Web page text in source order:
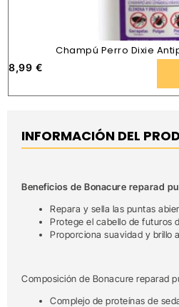
Champú Perro Dixie
8,99 €
INFORMACIÓN DEL
Beneficios de Bonacure reparad
Repara y sella las puntas
Protege el cabello de futuros
Proporciona suavidad y brillo
Composición de Bonacure reparad
Complejo de proteínas de